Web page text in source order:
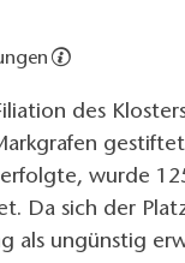
des
wurde
Da sich der
als ungünstig